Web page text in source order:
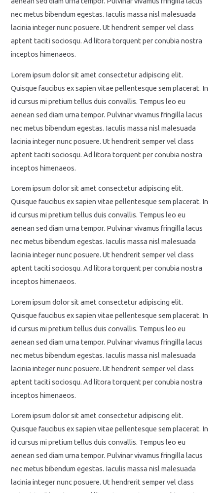
nec metus bibendum egestas. Iaculis massa nisl malesuada
lacinia integer nunc posuere. Ut hendrerit semper vel class
aptent taciti sociosqu. Ad litora torquent per conubia nostra
inceptos himenaeos.
Lorem ipsum dolor sit amet consectetur adipiscing elit.
Quisque faucibus ex sapien vitae pellentesque sem placerat. In
id cursus mi pretium tellus duis convallis. Tempus leo eu
aenean sed diam urna tempor. Pulvinar vivamus fringilla lacus
nec metus bibendum egestas. Iaculis massa nisl malesuada
lacinia integer nunc posuere. Ut hendrerit semper vel class
aptent taciti sociosqu. Ad litora torquent per conubia nostra
inceptos himenaeos.
Lorem ipsum dolor sit amet consectetur adipiscing elit.
Quisque faucibus ex sapien vitae pellentesque sem placerat. In
id cursus mi pretium tellus duis convallis. Tempus leo eu
aenean sed diam urna tempor. Pulvinar vivamus fringilla lacus
nec metus bibendum egestas. Iaculis massa nisl malesuada
lacinia integer nunc posuere. Ut hendrerit semper vel class
aptent taciti sociosqu. Ad litora torquent per conubia nostra
inceptos himenaeos.
Lorem ipsum dolor sit amet consectetur adipiscing elit.
Quisque faucibus ex sapien vitae pellentesque sem placerat. In
id cursus mi pretium tellus duis convallis. Tempus leo eu
aenean sed diam urna tempor. Pulvinar vivamus fringilla lacus
nec metus bibendum egestas. Iaculis massa nisl malesuada
lacinia integer nunc posuere. Ut hendrerit semper vel class
aptent taciti sociosqu. Ad litora torquent per conubia nostra
inceptos himenaeos.
Lorem ipsum dolor sit amet consectetur adipiscing elit.
Quisque faucibus ex sapien vitae pellentesque sem placerat. In
id cursus mi pretium tellus duis convallis. Tempus leo eu
aenean sed diam urna tempor. Pulvinar vivamus fringilla lacus
nec metus bibendum egestas. Iaculis massa nisl malesuada
lacinia integer nunc posuere. Ut hendrerit semper vel class